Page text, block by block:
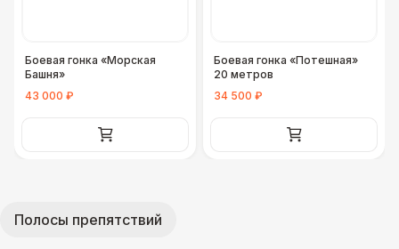
Боевая гонка «Морская
Башня»
43 000 ₽
Боевая гонка «Потешная»
20 метров
34 500 ₽
Полосы препятствий